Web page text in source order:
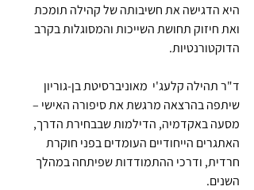
היא הדגישה את חשיבותה של קהילה תומכת
ואת חיזוק תחושת השייכות והמסוגלות בקרב
הדוקטורנטיות.
ד"ר תהילה קלעג'י  מאוניברסיטת בן-גוריון
שיתפה בהרצאה מרגשת את סיפורה האישי –
מסעה באקדמיה, הדילמות שבבחירת הדרך,
האתגרים הייחודיים העומדים בפני חוקרת
חרדית, ודרכי ההתמודדות שפיתחה במהלך
השנים.